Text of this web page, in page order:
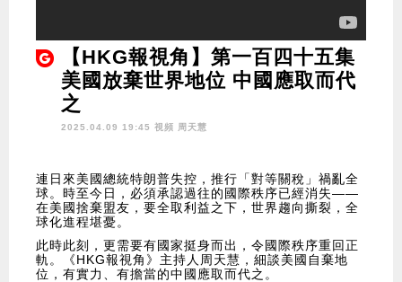
【HKG報視角】第一百四十五集
美國放棄世界地位 中國應取而代
之
2025.04.09 19:45 視頻 周天慧
連日來美國總統特朗普失控，推行「對等關稅」禍亂全
球。時至今日，必須承認過往的國際秩序已經消失——
在美國捨棄盟友，要全取利益之下，世界趨向撕裂，全
球化進程堪憂。
此時此刻，更需要有國家挺身而出，令國際秩序重回正
軌。《HKG報視角》主持人周天慧，細談美國自棄地
位，有實力、有擔當的中國應取而代之。